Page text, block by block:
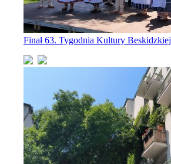
Finał 63. Tygodnia Kultury Beskidzkiej